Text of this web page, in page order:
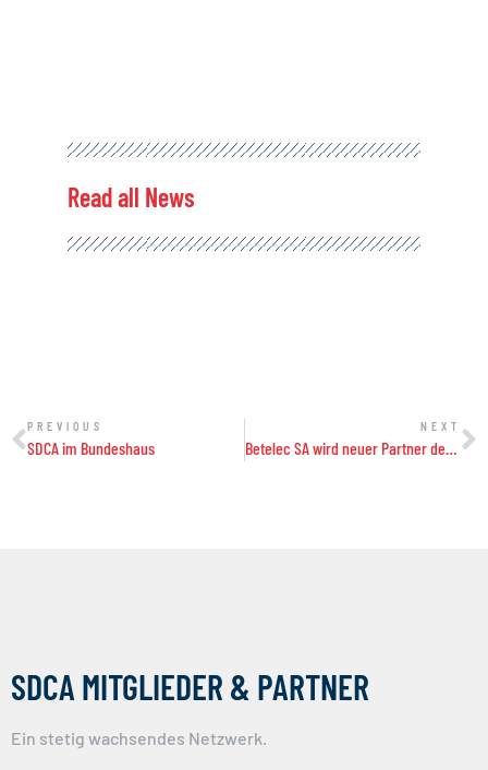
Read all News
PREVIOUS
SDCA im Bundeshaus
NEXT
Betelec SA wird neuer Partner der Swiss Data Center Association
SDCA MITGLIEDER & PARTNER
Ein stetig wachsendes Netzwerk.